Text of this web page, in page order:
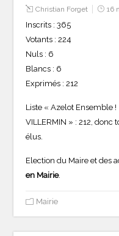
Christian Forget 16
Inscrits : 365
Votants : 224
Nuls : 6
Blancs : 6
Exprimés : 212
Liste « Azelot Ensemble
VILLERMIN » : 212,
élus.
Election du Maire et des
en Mairie.
Mairie